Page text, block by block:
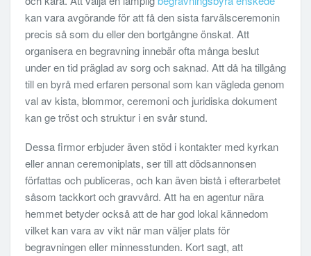
kan vara avgörande för att få den sista farvälsceremonin
precis så som du eller den bortgångne önskat. Att
organisera en begravning innebär ofta många beslut
under en tid präglad av sorg och saknad. Att då ha tillgång
till en byrå med erfaren personal som kan vägleda genom
val av kista, blommor, ceremoni och juridiska dokument
kan ge tröst och struktur i en svår stund.
Dessa firmor erbjuder även stöd i kontakter med kyrkan
eller annan ceremoniplats, ser till att dödsannonsen
författas och publiceras, och kan även bistå i efterarbetet
såsom tackkort och gravvård. Att ha en agentur nära
hemmet betyder också att de har god lokal kännedom
vilket kan vara av vikt när man väljer plats för
begravningen eller minnesstunden. Kort sagt, att